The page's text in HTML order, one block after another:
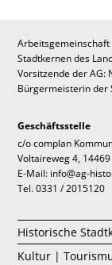
Stadtkernen des
Vorsitzende der AG:
Bürgermeisterin der
Geschäftsstelle
c/o complan
Voltaireweg 4,
E-Mail: info@ag-
Tel. 0331 / 2015120
Historische
Kultur |